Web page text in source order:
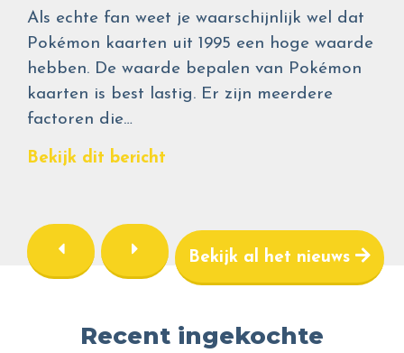
Als echte fan weet je waarschijnlijk wel dat
Pokémon kaarten uit 1995 een hoge waarde
hebben. De waarde bepalen van Pokémon
kaarten is best lastig. Er zijn meerdere
factoren die…
Bekijk dit bericht
Bekijk al het nieuws
Recent ingekochte